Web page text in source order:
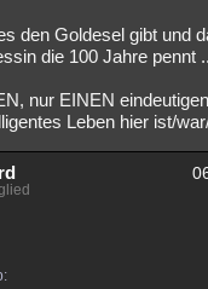
den Goldesel gibt und
die 100 Jahre pennt
nur EINEN
Leben hier ist/